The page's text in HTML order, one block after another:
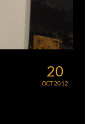
20
OCT 2012